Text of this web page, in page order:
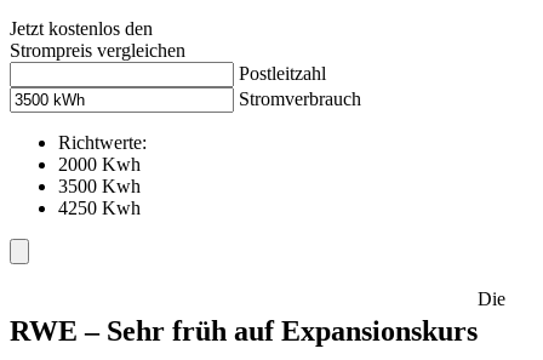
Jetzt kostenlos den
Strompreis vergleichen
Postleitzahl
Stromverbrauch
Richtwerte:
2000 Kwh
3500 Kwh
4250 Kwh
RWE – Sehr früh auf Expansionskurs
Die